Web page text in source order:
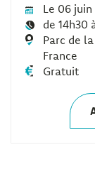
Le 06 juin
de 14h30
Parc de
France
Gratuit